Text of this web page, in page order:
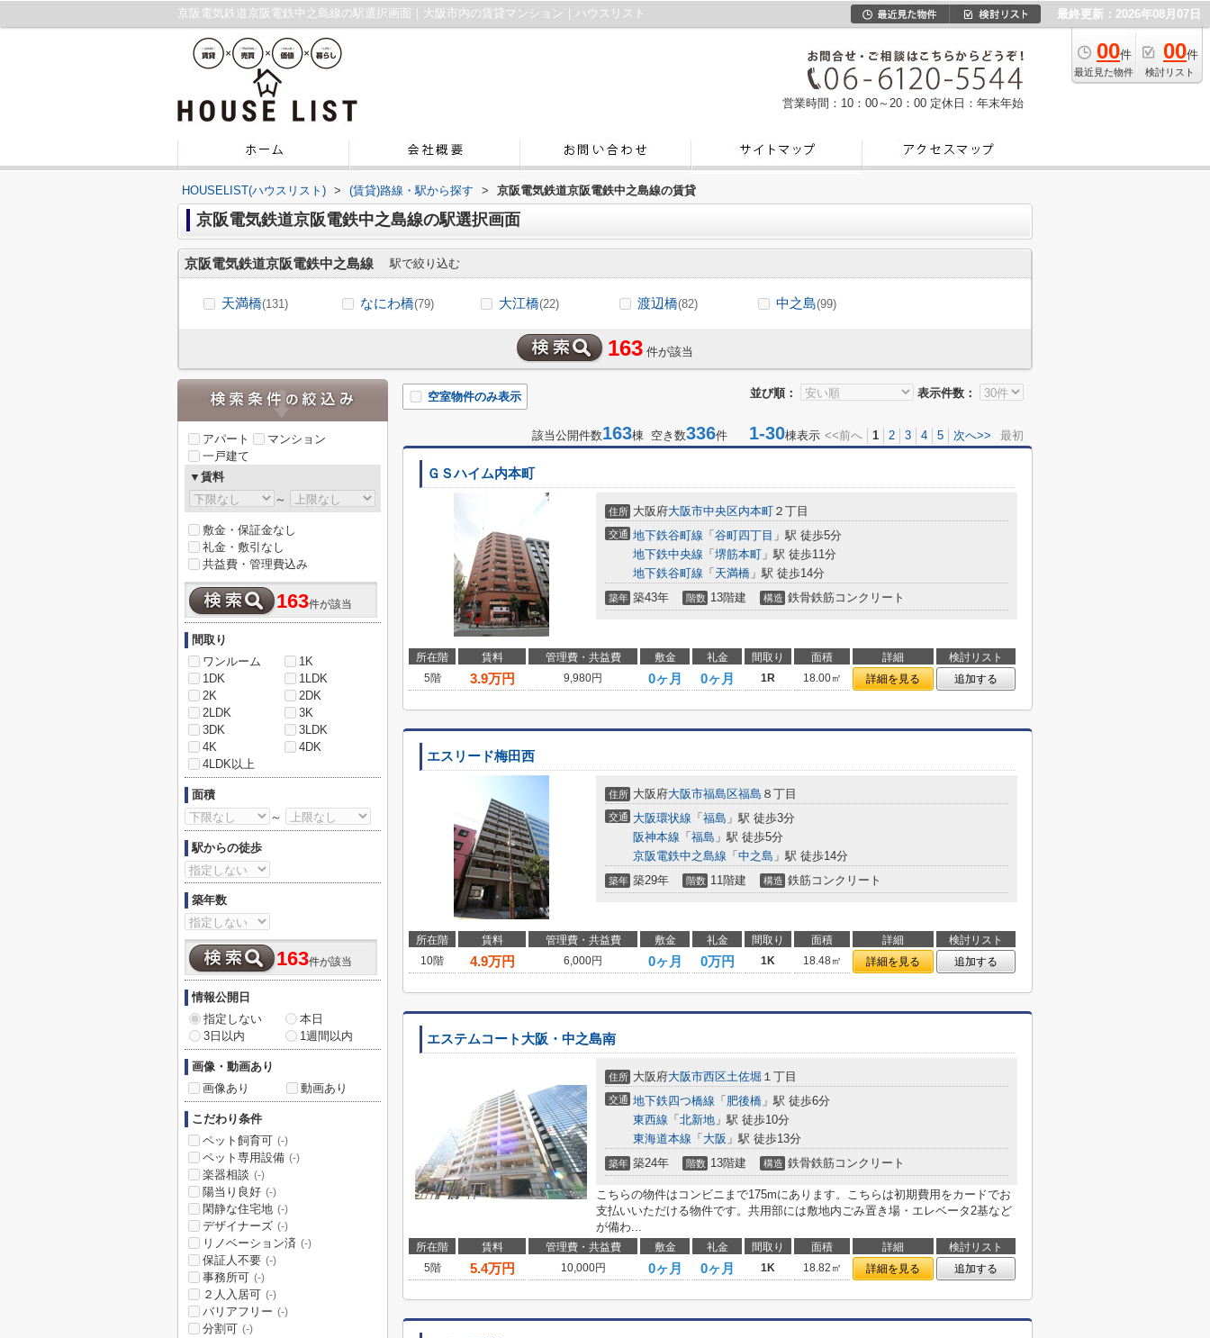
京阪電気鉄道京阪電鉄中之島線の駅選択画面｜大阪市内の賃貸マンション｜ハウスリスト 最終更新：2026年08月07日
00件
最近見た物件
00件
検討リスト
営業時間：10：00～20：00 定休日：年末年始
HOUSELIST(ハウスリスト) > (賃貸)路線・駅から探す > 京阪電気鉄道京阪電鉄中之島線の賃貸
京阪電気鉄道京阪電鉄中之島線の駅選択画面
京阪電気鉄道京阪電鉄中之島線 駅で絞り込む
天満橋(131) なにわ橋(79) 大江橋(22) 渡辺橋(82) 中之島(99)
163 件が該当
並び順： 表示件数：
空室物件のみ表示
該当公開件数163棟 空き数336件 1-30棟表示 <<前へ 1 2 3 4 5 次へ>> 最初
ＧＳハイム内本町
住所 大阪府大阪市中央区内本町 ２丁目
交通 地下鉄谷町線 「 谷町四丁目 」駅 徒歩5分
地下鉄中央線 「 堺筋本町 」駅 徒歩11分
地下鉄谷町線 「 天満橋 」駅 徒歩14分
築年 築43年 階数 13階建 構造 鉄骨鉄筋コンクリート
所在階 賃料 管理費・共益費 敷金 礼金 間取り 面積 詳細
検討リスト
5階
3.9万円 9,980円 0ヶ月 0ヶ月 1R 18.00㎡ 詳細を見る 追加する
エスリード梅田西
住所 大阪府大阪市福島区福島 ８丁目
交通 大阪環状線 「 福島 」駅 徒歩3分
阪神本線 「 福島 」駅 徒歩5分
京阪電鉄中之島線 「 中之島 」駅 徒歩14分
築年 築29年 階数 11階建 構造 鉄筋コンクリート
所在階 賃料 管理費・共益費 敷金 礼金 間取り 面積 詳細
検討リスト
10階
4.9万円 6,000円 0ヶ月 0万円 1K 18.48㎡ 詳細を見る 追加する
エステムコート大阪・中之島南
住所 大阪府大阪市西区土佐堀 １丁目
交通 地下鉄四つ橋線 「 肥後橋 」駅 徒歩6分
東西線 「 北新地 」駅 徒歩10分
東海道本線 「 大阪 」駅 徒歩13分
築年 築24年 階数 13階建 構造 鉄骨鉄筋コンクリート
こちらの物件はコンビニまで175mにあります。こちらは初期費用をカードでお
支払いいただける物件です。共用部には敷地内ごみ置き場・エレベータ2基など
が備わ...
所在階 賃料 管理費・共益費 敷金 礼金 間取り 面積 詳細
検討リスト
5階
5.4万円 10,000円 0ヶ月 0ヶ月 1K 18.82㎡ 詳細を見る 追加する
アパート
マンション
一戸建て
▼賃料
～
敷金・保証金なし
礼金・敷引なし
共益費・管理費込み
163件が該当
間取り
ワンルーム
1K
1DK
1LDK
2K
2DK
2LDK
3K
3DK
3LDK
4K
4DK
4LDK以上
面積
～
駅からの徒歩
築年数
163件が該当
情報公開日
指定しない
本日
3日以内
1週間以内
画像・動画あり
画像あり
動画あり
こだわり条件
ペット飼育可 (-)
ペット専用設備 (-)
楽器相談 (-)
陽当り良好 (-)
閑静な住宅地 (-)
デザイナーズ (-)
リノベーション済 (-)
保証人不要 (-)
事務所可 (-)
２人入居可 (-)
バリアフリー (-)
分割可 (-)